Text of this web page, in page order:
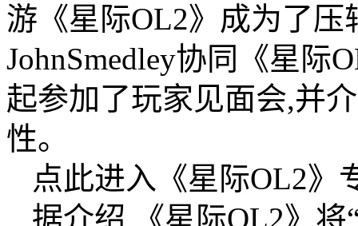
游《星际OL2》成为了
JohnSmedley协同《星际
起参加了玩家见面会,并
性。
点此进入《星际OL2》
据介绍,《星际OL2》